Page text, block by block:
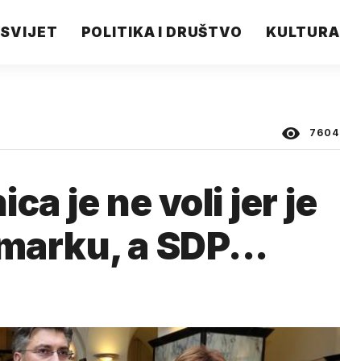
POLITIKA I DRUŠTVO KULTURA
7604
je ne voli jer je
a SDP...